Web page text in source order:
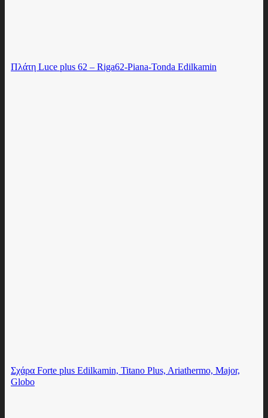
Πλάτη Luce plus 62 – Riga62-Piana-Tonda Edilkamin
Σχάρα Forte plus Edilkamin, Titano Plus, Ariathermo, Major,
Globo